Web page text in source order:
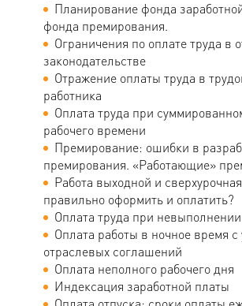
Планирование фонда
фонда премирования.
Ограничения по оплате труда в
законодательстве
Отражение оплаты труда в
работника
Оплата труда при
рабочего времени
Премирование: ошибки в
премирования. «Работающие»
Работа выходной и
правильно оформить и оплатить?
Оплата труда при
Оплата работы в ночное время с
отраслевых соглашений
Оплата неполного рабочего дня
Индексация заработной платы